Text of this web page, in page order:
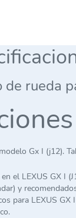
de rueda
Gx I (j12).
el LEXUS GX I
y
para LEXUS GX I